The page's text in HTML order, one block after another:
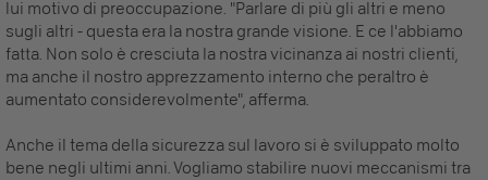
lui motivo di preoccupazione. "Parlare di più gli altri e meno
sugli altri - questa era la nostra grande visione. E ce l'abbiamo
fatta. Non solo è cresciuta la nostra vicinanza ai nostri clienti,
ma anche il nostro apprezzamento interno che peraltro è
aumentato considerevolmente", afferma.
Anche il tema della sicurezza sul lavoro si è sviluppato molto
bene negli ultimi anni. Vogliamo stabilire nuovi meccanismi tra